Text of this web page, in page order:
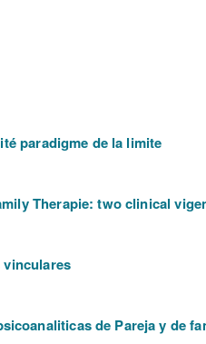
paradigme de la limite
Therapie: two clinical
vinculares
de Pareja y de